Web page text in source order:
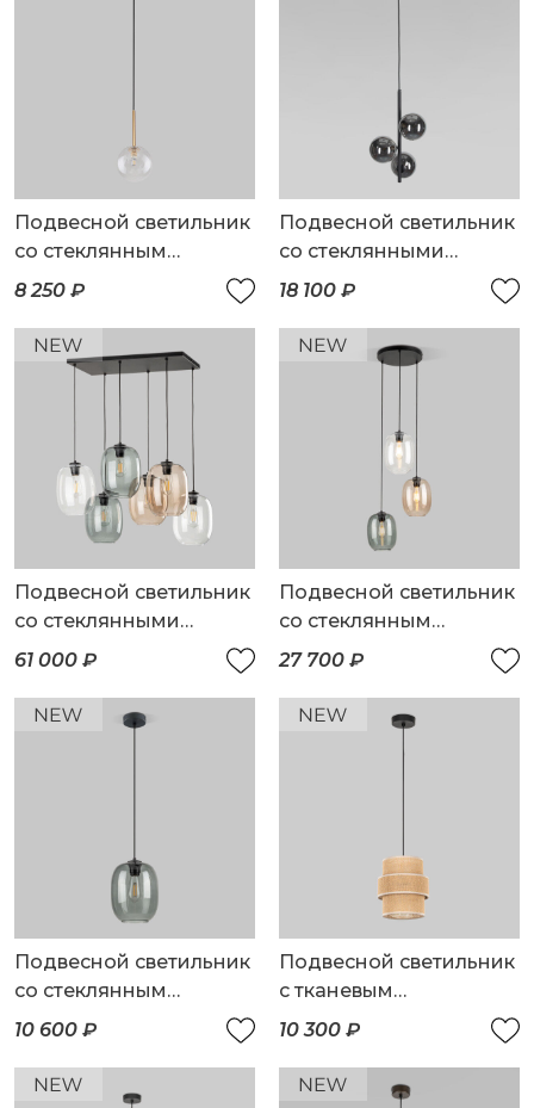
Подвесной светильник
со стеклянным
плафоном
8 250 ₽
Подвесной светильник
со стеклянными
плафонами
18 100 ₽
Подвесной светильник
со стеклянными
плафонами
61 000 ₽
Подвесной светильник
со стеклянным
плафоном
27 700 ₽
Подвесной светильник
со стеклянным
плафоном
10 600 ₽
Подвесной светильник
с тканевым
рассеивателем
10 300 ₽